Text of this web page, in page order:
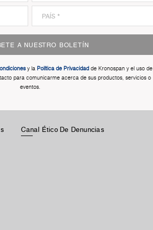
A NUESTRO BOLETÍN
y la Política de Privacidadde Kronospan y el uso de
para comunicarme acerca de sus productos, servicios o
eventos.
Canal Ético De Denuncias